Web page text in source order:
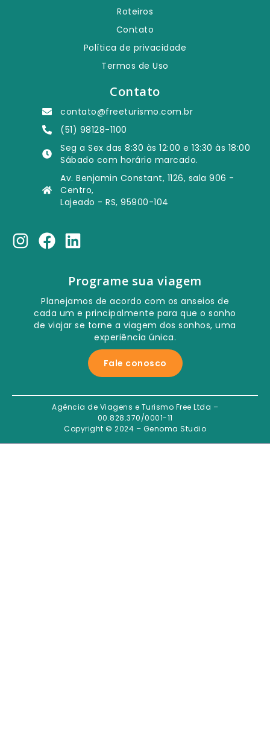
Roteiros
Contato
Política de privacidade
Termos de Uso
Contato
contato@freeturismo.com.br
(51) 98128-1100
Seg a Sex das 8:30 às 12:00 e 13:30 às 18:00
Sábado com horário marcado.
Av. Benjamin Constant, 1126, sala 906 -
Centro,
Lajeado - RS, 95900-104
Programe sua viagem
Planejamos de acordo com os anseios de
cada um e principalmente para que o sonho
de viajar se torne a viagem dos sonhos, uma
experiência única.
Fale conosco
Agência de Viagens e Turismo Free Ltda –
00.828.370/0001-11
Copyright © 2024 – Genoma Studio